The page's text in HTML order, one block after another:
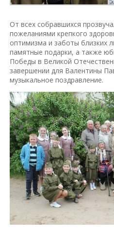
От всех собравшихся
пожеланиями крепкого
оптимизма и заботы близких
памятные подарки, а также
Победы в Великой
завершении для Валентины
музыкальное поздравление.